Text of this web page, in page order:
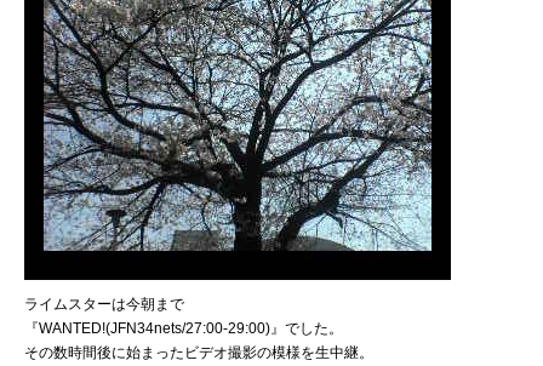
ライムスターは今朝まで
『WANTED!(JFN34nets/27:00-29:00)』でした。
その数時間後に始まったビデオ撮影の模様を生中継。